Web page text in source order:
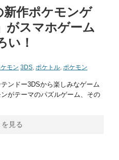
新作ポケモンゲ
がスマホゲーム
い！
モン 3DS, ポケトル, ポケモン
ンドー3DSから楽しみなゲーム
がテーマのパズルゲーム、その
見る